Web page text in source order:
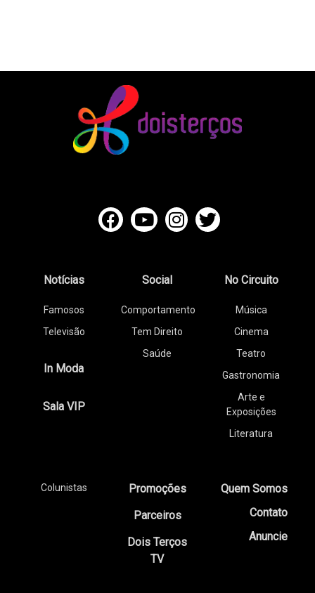
Notícias
Famosos
Televisão
In Moda
Sala VIP
Social
Comportamento
Tem Direito
Saúde
No Circuito
Música
Cinema
Teatro
Gastronomia
Arte e
Exposições
Literatura
Colunistas
Promoções
Parceiros
Dois Terços
TV
Quem Somos
Contato
Anuncie